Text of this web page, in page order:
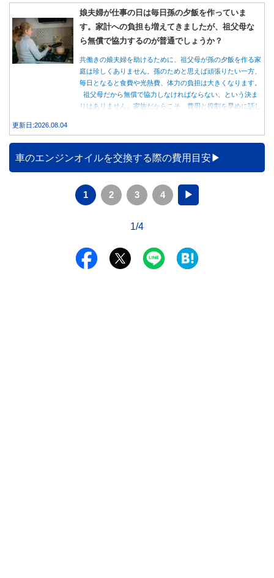
娘夫婦が仕事の日は毎日孫の夕飯を作っていま
す。家計への負担も増えてきましたが、祖父母な
ら無償で協力するのが普通でしょうか？
共働きの娘夫婦を助けるために、祖父母が孫の夕飯を作る家
庭は珍しくありません。孫のためと思えば頑張りたい一方、
毎日となると食費や光熱費、体力の負担は大きくなります。
祖父母だから無償で協力しなければならない、という決ま
りはありません。家族だからこそ、費用と役割を早めに話し
更新日:2026.08.04
車のエンジンオイルを交換する際の費用目安
1 2 3 4 ▶
1/4